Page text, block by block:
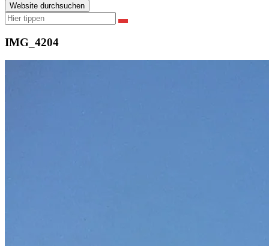
Website durchsuchen
Suchen
nach:
Suchen
IMG_4204